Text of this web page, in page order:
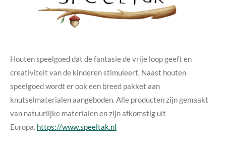
Houten speelgoed dat de fantasie de vrije loop geeft en
creativiteit van de kinderen stimuleert. Naast houten
speelgoed wordt er ook een breed pakket aan
knutselmaterialen aangeboden. Alle producten zijn gemaakt
van natuurlijke materialen en zijn afkomstig uit
Europa. https://www.speeltak.nl